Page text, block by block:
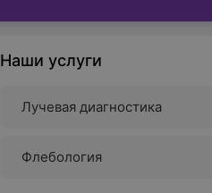
Наши услуги
Лучевая диагностика
Флебология